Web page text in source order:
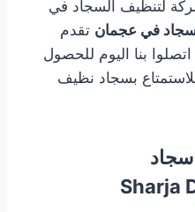
لتنظيف السجاد في
في عجمان تقدم
بنا اليوم للحصول
بسجاد نظيف